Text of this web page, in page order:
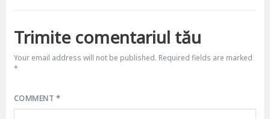
Trimite comentariul tău
Your email address will not be published. Required fields are marked
*
COMMENT *